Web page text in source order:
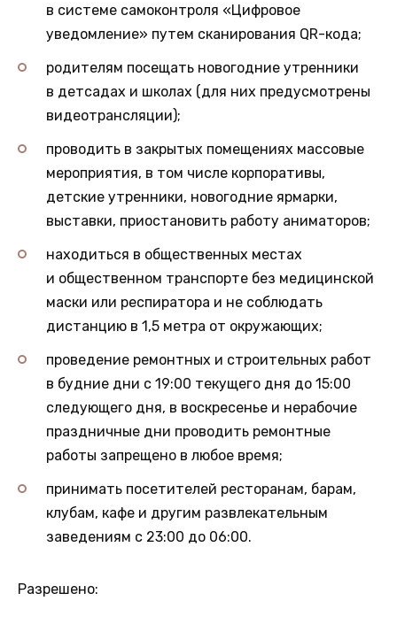
в системе самоконтроля «Цифровое
уведомление» путем сканирования QR-кода;
родителям посещать новогодние утренники
в детсадах и школах (для них предусмотрены
видеотрансляции);
проводить в закрытых помещениях массовые
мероприятия, в том числе корпоративы,
детские утренники, новогодние ярмарки,
выставки, приостановить работу аниматоров;
находиться в общественных местах
и общественном транспорте без медицинской
маски или респиратора и не соблюдать
дистанцию в 1,5 метра от окружающих;
проведение ремонтных и строительных работ
в будние дни с 19:00 текущего дня до 15:00
следующего дня, в воскресенье и нерабочие
праздничные дни проводить ремонтные
работы запрещено в любое время;
принимать посетителей ресторанам, барам,
клубам, кафе и другим развлекательным
заведениям с 23:00 до 06:00.
Разрешено: